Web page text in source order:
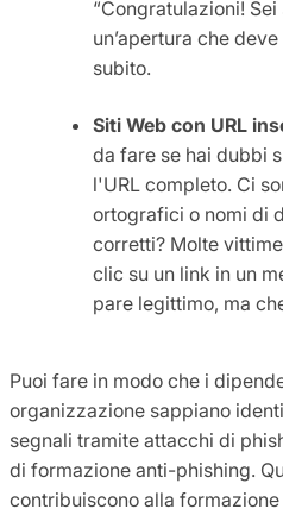
“Congratulazioni!
un’apertura che
subito.
Siti Web con URL
da fare se hai dubbi
l'URL completo. Ci
ortografici o nomi di
corretti? Molte
clic su un link in un
pare legittimo, ma
Puoi fare in modo che i
organizzazione sappiano
segnali tramite attacchi di
di formazione anti-phishing.
contribuiscono alla